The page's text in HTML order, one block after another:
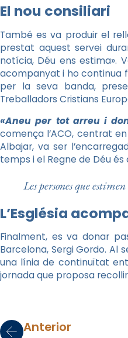
El nou consiliari
També es va produir el
prestat aquest servei
notícia, Déu ens estima».
acompanyat i ho continua
per la seva banda,
Treballadors Cristians
«Aneu per tot arreu i
comença l’ACO, centrat
Albajar, va ser
temps i el Regne de Déu
Les persones que
L’Església
Finalment, es va donar
Barcelona, Sergi Gordo.
una línia de continuïtat
jornada que proposa
Anterior